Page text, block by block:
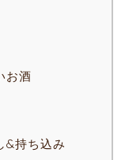
お酒
持ち込み